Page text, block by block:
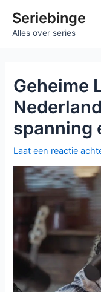
naarSeriebinge
Alles over series
Geheime
spanning
Laat een reactie